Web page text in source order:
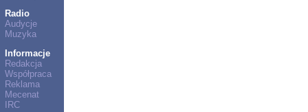
Radio
Audycje
Muzyka
Informacje
Redakcja
Współpraca
Reklama
Mecenat
IRC